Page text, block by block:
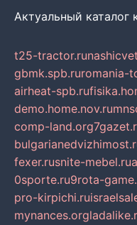
Актуальный каталог
t25-tractor.ru
gbmk.spb.ruromania-
airheat-spb.ru
demo.home.nov.ru
comp-land.org
fexer.rusnite-mebel.ru
0sporte.ru9rota-
pro-kirpichi.ru
mynances.org